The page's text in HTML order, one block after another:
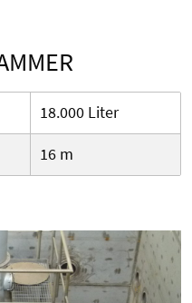
18.000 Liter
16 m